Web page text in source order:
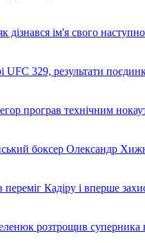
дізнався ім'я свого
UFC 329, результати
програв технічним
боксер Олександр
переміг Кадіру і вперше
розтрощив